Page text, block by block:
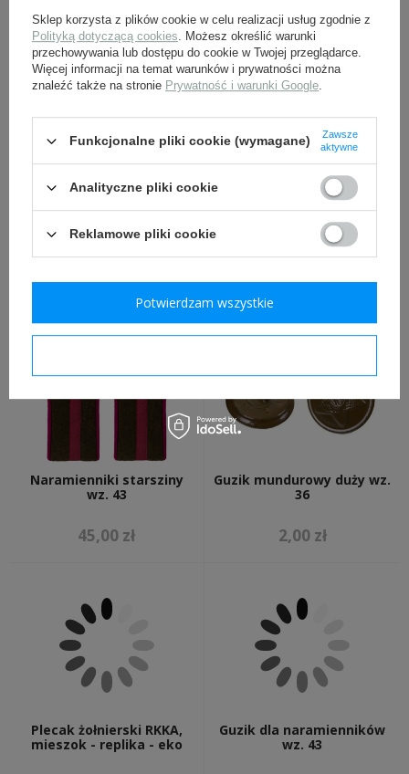
INNI Z TYM PRODUKTEM KUPILI
TAKŻE:
Naramienniki piechoty wz.
43
35,00 zł
Gwiazda wz. 41 khaki na
furażerkę - demobil
11,50 zł
Naramienniki starsziny
wz. 43
45,00 zł
Guzik mundurowy duży wz.
36
2,00 zł
Plecak żołnierski RKKA,
mieszok - replika - eko
Guzik dla naramienników
wz. 43
Sklep korzysta z plików cookie w celu realizacji usług zgodnie z
Polityką dotyczącą cookies. Możesz określić warunki
przechowywania lub dostępu do cookie w Twojej przeglądarce.
Więcej informacji na temat warunków i prywatności można
znaleźć także na stronie Prywatność i warunki Google.
Funkcjonalne pliki cookie (wymagane)
Zawsze
aktywne
Analityczne pliki cookie
Reklamowe pliki cookie
Potwierdzam wszystkie